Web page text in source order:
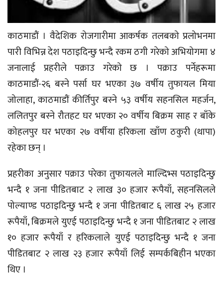
काठमाडौं । वैदेशिक रोजगारीमा आकर्षक तलबको प्रलोभनमा
पारी विभिन्न देश पठाइदिन्छु भन्दै रकम ठगी गरेको अभियोगमा ४
जनालाई प्रहरीले पक्राउ गरेको छ । पक्राउ पर्नेहरूमा
काठमाडौं-२६ बस्ने पर्सा घर भएका ३७ वर्षीय तुफायल मिया
जोलाहा, काठमाडौं कीर्तिपुर बस्ने ५३ वर्षीय सहनसिल महर्जन,
ललितपुर बस्ने रौतहट घर भएका २० वर्षीय बिक्रम साह र बाँके
कोहलपुर घर भएका २७ वर्षीया हरिकला खाँण ठकुरी (थापा)
रहेका छन् ।
प्रहरीका अनुसार पक्राउ परेका तुफायलले माल्दिभ्स पठाइदिन्छु
भन्दै १ जना पीडितबाट २ लाख ३० हजार रूपैयाँ, सहनसिलले
पोल्याण्ड पठाइदिन्छु भन्दै १ जना पीडितबाट ६ लाख २५ हजार
रूपैयाँ, बिक्रमले युएई पठाइदिन्छु भन्दै १ जना पीडितबाट २ लाख
१० हजार रूपैयाँ र हरिकलाले युएई पठाइदिन्छु भन्दै १ जना
पीडितबाट २ लाख २३ हजार रूपैयाँ लिई सम्पर्कबिहीन भएका
थिए ।